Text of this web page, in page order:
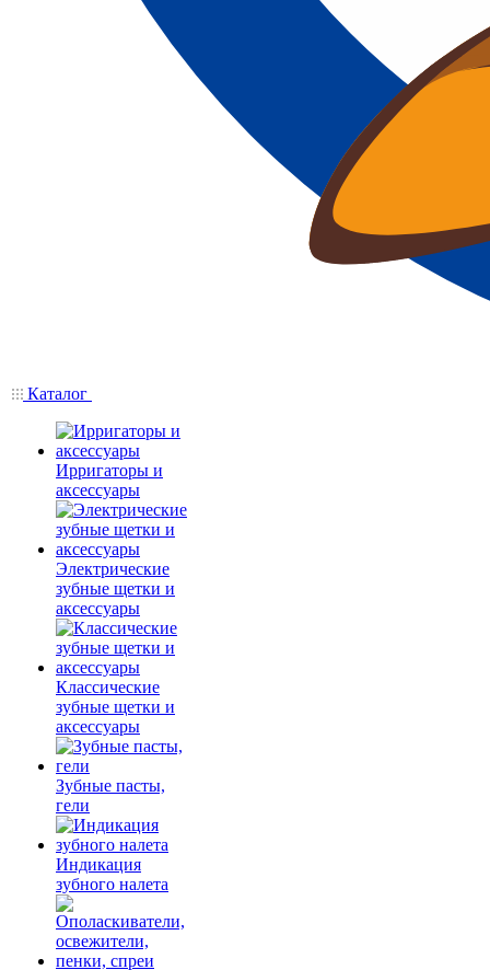
Каталог
Ирригаторы и
аксессуары
Электрические
зубные щетки и
аксессуары
Классические
зубные щетки и
аксессуары
Зубные пасты,
гели
Индикация
зубного налета